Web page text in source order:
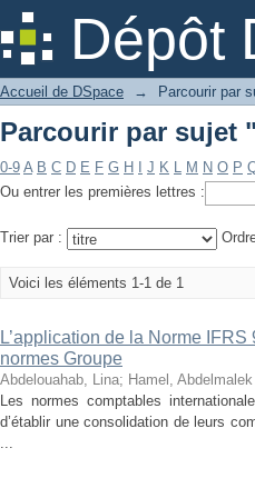
Dépôt
Parcourir par sujet
Accueil de DSpace → Parcourir par
Parcourir par sujet
0-9 A B C D E F G H J K L M N O P
Ou entrer les premières lettres :
Trier par :
Voici les éléments 1-1 de 1
L’application de la Norme
normes Groupe
Abdelouahab, Lina; Hamel,
Les normes comptables
d’établir une consolidation de leurs
...